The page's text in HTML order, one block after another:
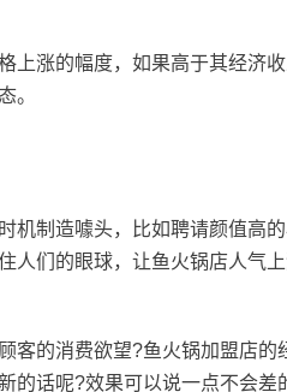
涨的幅度，如果高于其经济收
。
制造噱头，比如聘请颜值高的
人们的眼球，让鱼火锅店人气
的消费欲望?鱼火锅加盟店的
的话呢?效果可以说一点不会差